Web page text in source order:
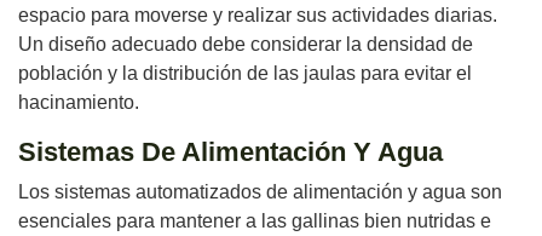
espacio para moverse y realizar sus actividades diarias.
Un diseño adecuado debe considerar la densidad de
población y la distribución de las jaulas para evitar el
hacinamiento.
Sistemas De Alimentación Y Agua
Los sistemas automatizados de alimentación y agua son
esenciales para mantener a las gallinas bien nutridas e